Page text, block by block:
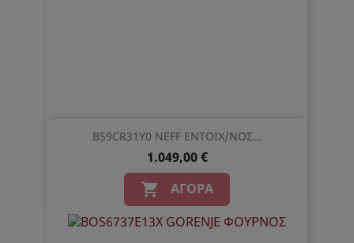
B59CR31Y0 NEFF ΕΝΤΟΙΧ/ΝΟΣ...
1.049,00 €
 ΑΓΟΡΆ